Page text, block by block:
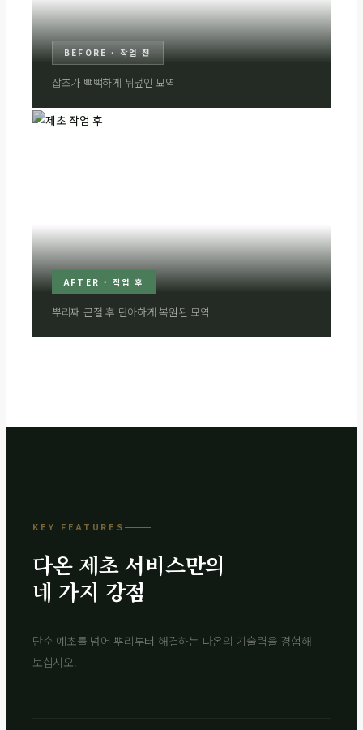
BEFORE · 작업 전
잡초가 빽빽하게 뒤덮인 묘역
AFTER · 작업 후
뿌리째 근절 후 단아하게 복원된 묘역
KEY FEATURES
다온 제초 서비스만의
네 가지 강점
단순 예초를 넘어 뿌리부터 해결하는 다온의 기술력을 경험해
보십시오.